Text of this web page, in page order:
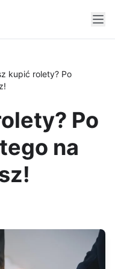
kupić rolety? Po
Po
na